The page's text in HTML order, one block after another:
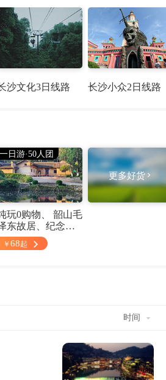
沙文化3日线路 长沙小众2日线路
一日游·50人团
玩0购物、 韶山毛
东故居、纪念
、铜像广场、刘
奇故居/纪念馆一
￥ 68起
更多好货
时间